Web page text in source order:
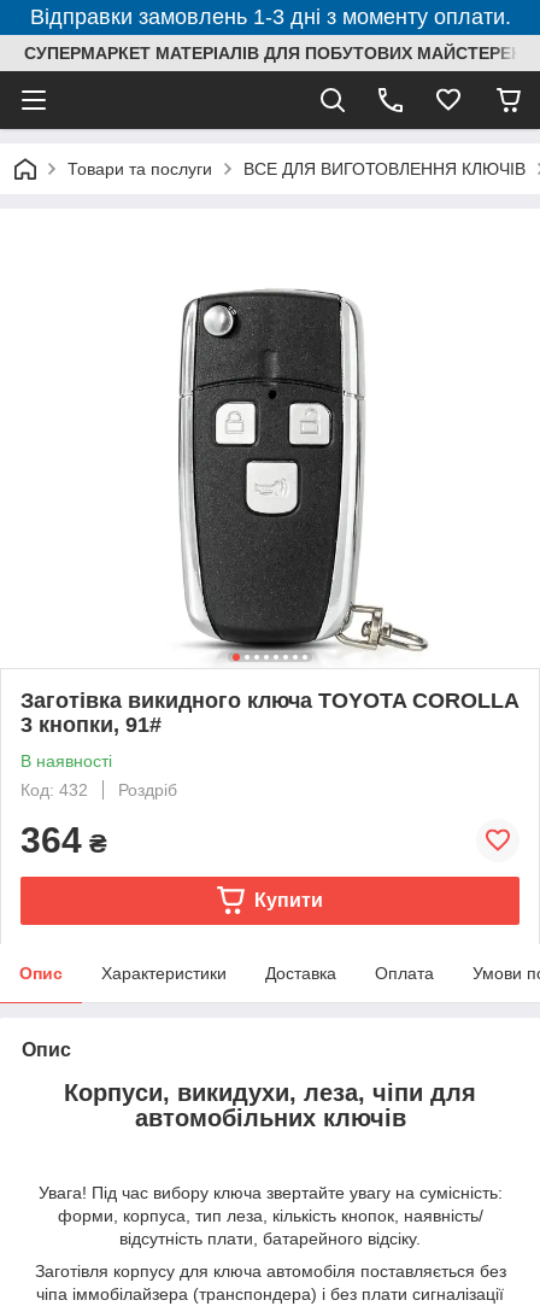
Відправки замовлень 1-3 дні з моменту оплати.
СУПЕРМАРКЕТ МАТЕРІАЛІВ ДЛЯ ПОБУТОВИХ МАЙСТЕРЕНЬ
Товари та послуги ВСЕ ДЛЯ ВИГОТОВЛЕННЯ КЛЮЧІВ
Заготівка викидного ключа TOYOTA COROLLA
3 кнопки, 91#
В наявності
Код: 432
Роздріб
364 ₴
Купити
Опис Характеристики Доставка Оплата Умови
Опис
Корпуси, викидухи, леза, чіпи для
автомобільних ключів
Увага! Під час вибору ключа звертайте увагу на сумісність:
форми, корпуса, тип леза, кількість кнопок, наявність/
відсутність плати, батарейного відсіку.
Заготівля корпусу для ключа автомобіля поставляється без
чіпа іммобілайзера (транспондера) і без плати сигналізації